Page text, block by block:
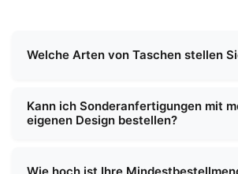
Welche Arten von Taschen stellen
von Taschen spezialisiert, darunter
Kosmetiktaschen, Abendtaschen,
und vieles mehr. Wir bieten sowohl
Kann ich Sonderanfertigungen mit
eigenen Design bestellen?
Fertigungsdienstleistungen an. Sie